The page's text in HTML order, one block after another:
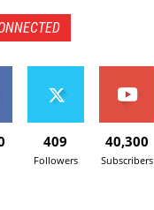
409
Followers
40,300
Subscribers